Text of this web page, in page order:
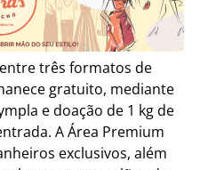
três formatos de
gratuito, mediante
e doação de 1 kg de
A Área Premium
exclusivos, além